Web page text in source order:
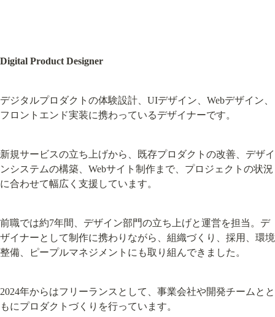
Digital Product Designer
デジタルプロダクトの体験設計、UIデザイン、Webデザイン、
フロントエンド実装に携わっているデザイナーです。
新規サービスの立ち上げから、既存プロダクトの改善、デザイ
ンシステムの構築、Webサイト制作まで、プロジェクトの状況
に合わせて幅広く支援しています。
前職では約7年間、デザイン部門の立ち上げと運営を担当。デ
ザイナーとして制作に携わりながら、組織づくり、採用、環境
整備、ピープルマネジメントにも取り組んできました。
2024年からはフリーランスとして、事業会社や開発チームとと
もにプロダクトづくりを行っています。